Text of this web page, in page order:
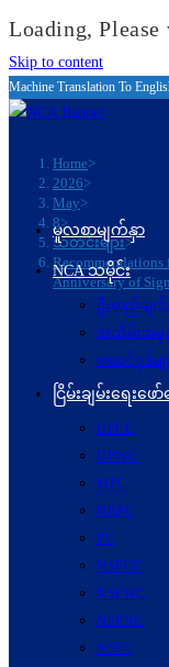
Loading, Please
Skip to content
Machine Translation To
Home>
2026>
May>
8>
သတင်းများ>
Anniversary of
မူလစာမျက်နှာ
NCA သမိုင်း
ဦးတည်ချ
အထိမ်းအမှ
ဆောင်ပုဒ်မျ
ငြိမ်းချမ်းရေးဖေ
UPCC
UPWC
MPC
NRPC
PC
NSPCC
NSPWC
NSPNC
NSPC